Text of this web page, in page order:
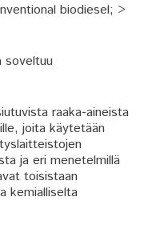
biodiesel; >
soveltuu
raaka-aineista
joita käytetään
ja eri menetelmillä
toisistaan
kemialliselta